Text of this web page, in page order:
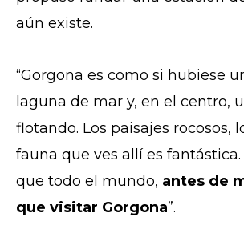
aún existe.
“Gorgona es como si hubiese
laguna de mar y, en el centro,
flotando. Los paisajes rocosos,
fauna que ves allí es
que todo el mundo, antes de
que visitar Gorgona”.